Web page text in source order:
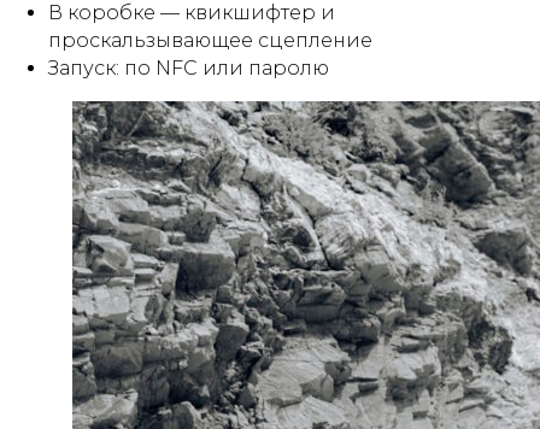
В коробке — квикшифтер и
проскальзывающее сцепление
Запуск: по NFC или паролю